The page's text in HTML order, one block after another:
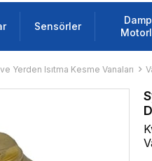
Sensörler
Yerden Isıtma Kesme Vanaları